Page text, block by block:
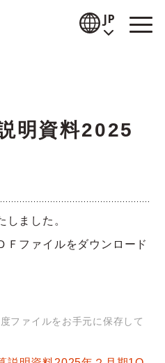
JP
明資料2025
しました。
Ｆファイルをダウンロード
ファイルをお手元に保存して